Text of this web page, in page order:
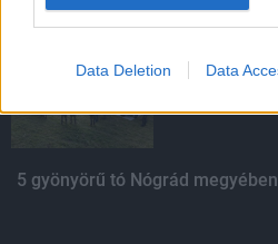
Data Deletion Data
LEGOLVASOTTABB
Közös
Pest területi
5 gyönyörű tó Nógrád megyében